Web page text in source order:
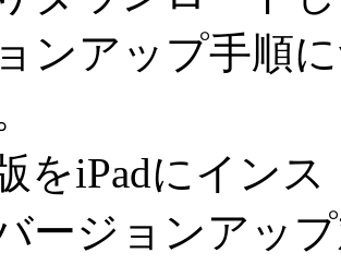
ンアップ手順
をiPadにイン
ージョンアッ